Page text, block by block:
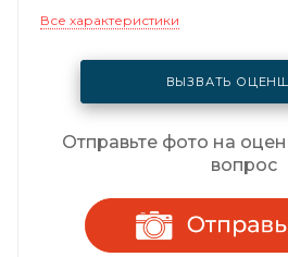
Все характеристики
ВЫЗВАТЬ
Отправьте фото на
вопрос